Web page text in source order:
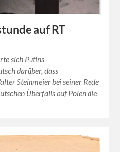
auf RT
sich Putins
darüber, dass
Steinmeier bei seiner Rede
Überfalls auf Polen die